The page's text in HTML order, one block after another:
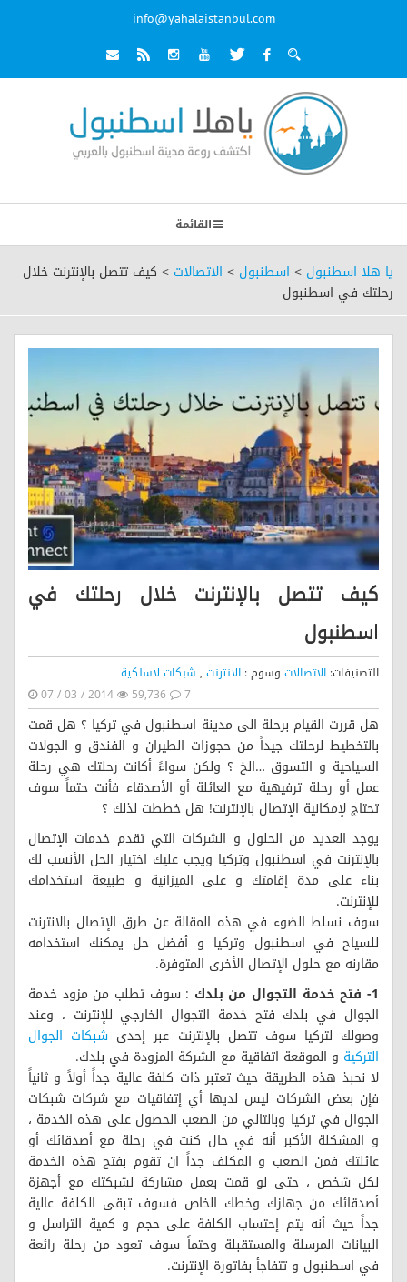
info@yahalaistanbul.com
القائمة
يا هلا اسطنبول > اسطنبول > الاتصالات > كيف تتصل بالإنترنت خلال
رحلتك في اسطنبول
كيف تتصل بالإنترنت خلال رحلتك في
اسطنبول
التصنيفات: الاتصالات وسوم : الانترنت , شبكات لاسلكية
07 / 03 / 2014
59,736 7
هل قررت القيام برحلة الى مدينة اسطنبول في تركيا ؟ هل قمت
بالتخطيط لرحلتك جيداً من حجوزات الطيران و الفندق و الجولات
السياحية و التسوق …الخ ؟ ولكن سواءً أكانت رحلتك هي رحلة
عمل أو رحلة ترفيهية مع العائلة أو الأصدقاء فأنت حتماً سوف
تحتاج لإمكانية الإتصال بالإنترنت! هل خططت لذلك ؟
يوجد العديد من الحلول و الشركات التي تقدم خدمات الإتصال
بالإنترنت في اسطنبول وتركيا ويجب عليك اختيار الحل الأنسب لك
بناء على مدة إقامتك و على الميزانية و طبيعة استخدامك
للإنترنت.
سوف نسلط الضوء في هذه المقالة عن طرق الإتصال بالانترنت
للسياح في اسطنبول وتركيا و أفضل حل يمكنك استخدامه
مقارنه مع حلول الإتصال الأخرى المتوفرة.
1- فتح خدمة التجوال من بلدك
: سوف تطلب من مزود خدمة
الجوال في بلدك فتح خدمة التجوال الخارجي للإنترنت ، وعند
وصولك لتركيا سوف تتصل بالإنترنت عبر إحدى شبكات الجوال
التركية و الموقعة اتفاقية مع الشركة المزودة في بلدك.
لا نحبذ هذه الطريقة حيث تعتبر ذات كلفة عالية جداً أولاً و ثانياً
فإن بعض الشركات ليس لديها أي إتفاقيات مع شركات شبكات
الجوال في تركيا وبالتالي من الصعب الحصول على هذه الخدمة ،
و المشكلة الأكبر أنه في حال كنت في رحلة مع أصدقائك أو
عائلتك فمن الصعب و المكلف جداً ان تقوم بفتح هذه الخدمة
لكل شخص ، حتى لو قمت بعمل مشاركة لشبكتك مع أجهزة
أصدقائك من جهازك وخطك الخاص فسوف تبقى الكلفة عالية
جداً حيث أنه يتم إحتساب الكلفة على حجم و كمية التراسل و
البيانات المرسلة والمستقبلة وحتماً سوف تعود من رحلة رائعة
في اسطنبول و تتفاجأ بفاتورة الإنترنت.